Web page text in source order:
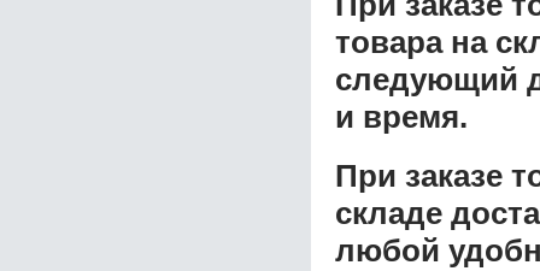
товара на
следующий
и время.
При заказе
складе
любой